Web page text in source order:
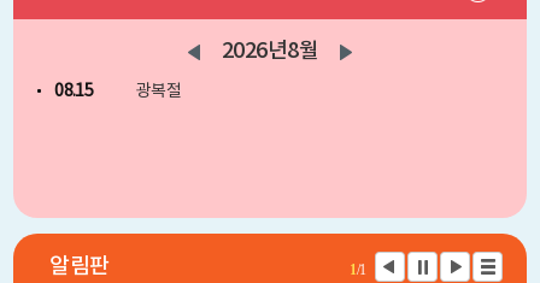
2026년8월
08.15 광복절
알림판 1/1